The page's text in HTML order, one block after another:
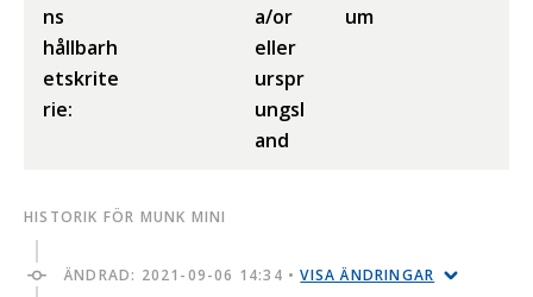
ns
hållbarh
etskrite
rie:
a/or
eller
urspr
ungsl
and
um
HISTORIK FÖR MUNK MINI
ÄNDRAD: 2021-09-06 14:34 •VISA ÄNDRINGAR